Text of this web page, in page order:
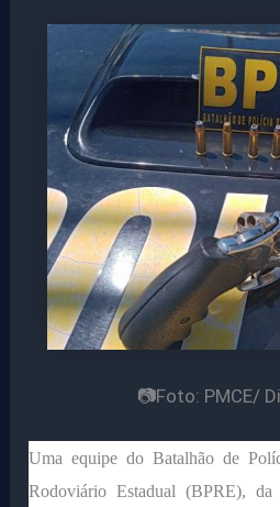
📷Foto: PMCE/
Uma equipe do Batalhão de
Rodoviário Estadual (BPRE),